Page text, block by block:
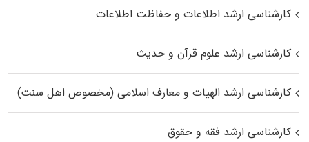
کارشناسی ارشد اطلاعات و حفاظت اطلاعات
کارشناسی ارشد علوم قرآن و حدیث
کارشناسی ارشد الهیات و معارف اسلامی (مخصوص اهل سنت)
کارشناسی ارشد فقه و حقوق